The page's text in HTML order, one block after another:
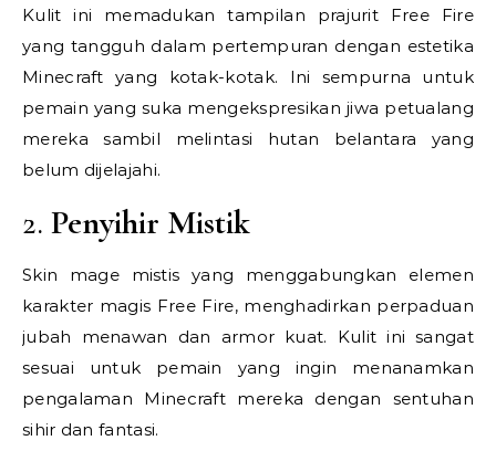
Kulit ini memadukan tampilan prajurit Free Fire
yang tangguh dalam pertempuran dengan estetika
Minecraft yang kotak-kotak. Ini sempurna untuk
pemain yang suka mengekspresikan jiwa petualang
mereka sambil melintasi hutan belantara yang
belum dijelajahi.
2. Penyihir Mistik
Skin mage mistis yang menggabungkan elemen
karakter magis Free Fire, menghadirkan perpaduan
jubah menawan dan armor kuat. Kulit ini sangat
sesuai untuk pemain yang ingin menanamkan
pengalaman Minecraft mereka dengan sentuhan
sihir dan fantasi.